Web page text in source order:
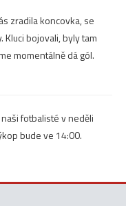
zradila koncovka, se
bojovali, byly tam
momentálně dá gól.
fotbalisté v neděli
bude ve 14:00.